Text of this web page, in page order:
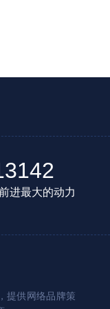
进最大的动力
提供网络品牌策